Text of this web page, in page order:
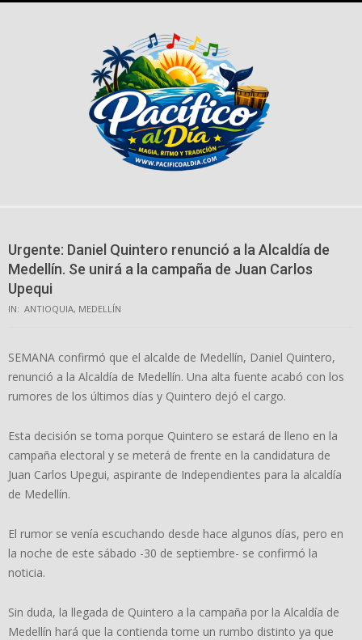
Urgente: Daniel Quintero renunció a la Alcaldía de
Medellín. Se unirá a la campaña de Juan Carlos
Upequi
IN: ANTIOQUIA, MEDELLÍN
SEMANA confirmó que el alcalde de Medellín, Daniel Quintero,
renunció a la Alcaldía de Medellín. Una alta fuente acabó con los
rumores de los últimos días y Quintero dejó el cargo.
Esta decisión se toma porque Quintero se estará de lleno en la
campaña electoral y se meterá de frente en la candidatura de
Juan Carlos Upegui, aspirante de Independientes para la alcaldía
de Medellín.
El rumor se venía escuchando desde hace algunos días, pero en
la noche de este sábado -30 de septiembre- se confirmó la
noticia.
Sin duda, la llegada de Quintero a la campaña por la Alcaldía de
Medellín hará que la contienda tome un rumbo distinto ya que